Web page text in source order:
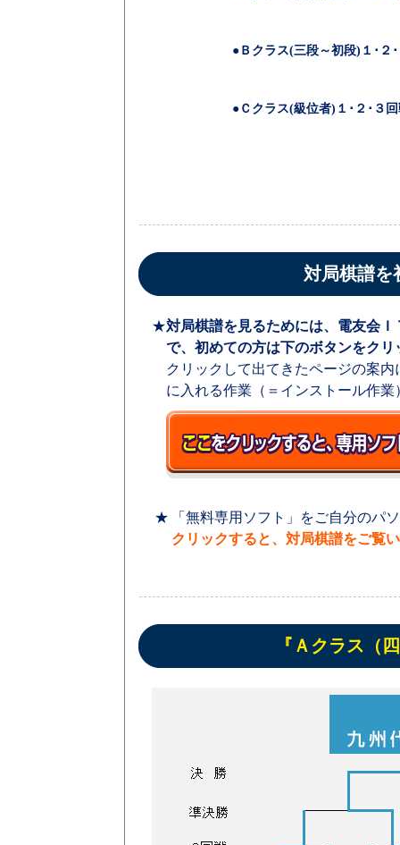
●Ｂクラス(三段～初段)１･２
●Ｃクラス(級位者)１･２･３回
対局棋譜を
★対局棋譜を見るためには、電友会
で、初めての方は下のボタンをクリ
クリックして出てきたページの案
に入れる作業（＝インストール作
★
「無料専用ソフト」をご自分のパ
クリックすると、 対局棋譜をご覧
『Ａクラス（